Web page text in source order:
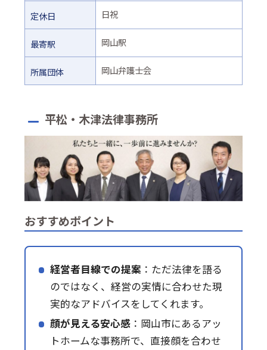
定休日 日祝
最寄駅 岡山駅
所属団体 岡山弁護士会
平松・木津法律事務所
おすすめポイント
経営者目線での提案：ただ法律を語る
のではなく、経営の実情に合わせた現
実的なアドバイスをしてくれます。
顔が見える安心感：岡山市にあるアッ
トホームな事務所で、直接顔を合わせ